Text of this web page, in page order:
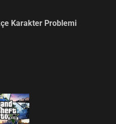
Karakter Problemi